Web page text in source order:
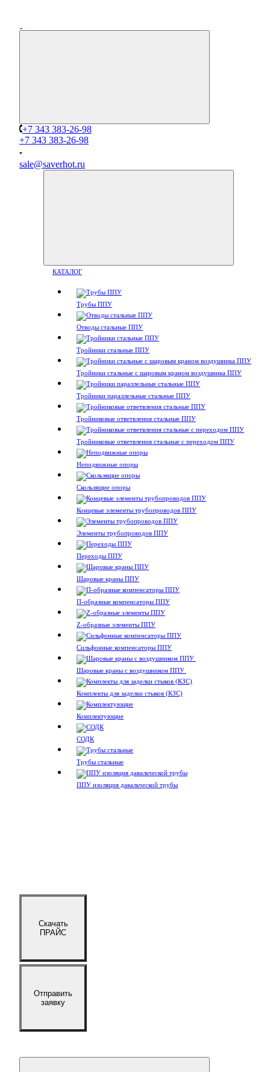
+7 343 383-26-98
+7 343 383-26-98
sale@saverhot.ru
КАТАЛОГ
Трубы ППУ
Отводы стальные ППУ
Тройники стальные ППУ
Тройники стальные с шаровым краном воздушника ППУ
Тройники параллельные стальные ППУ
Тройниковые ответвления стальные ППУ
Тройниковые ответвления стальные с переходом ППУ
Неподвижные опоры
Скользящие опоры
Концевые элементы трубопроводов ППУ
Элементы трубопроводов ППУ
Переходы ППУ
Шаровые краны ППУ
П-образные компенсаторы ППУ
Z-образные элементы ППУ
Сильфонные компенсаторы ППУ
Шаровые краны с воздушником ППУ
Комплекты для заделки стыков (КЗС)
Комплектующие
СОДК
Трубы стальные
ППУ изоляция давальческой трубы
Скачать
ПРАЙС
Отправить
заявку